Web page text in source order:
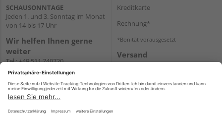
SCHAUSONNTAGE
Jeden 1. und 3. Sonntag im Monat
von 14 bis 17 Uhr
Wir helfen Ihnen gerne
weiter
Tel.:+49 511 740720
E-Mail:shop@holzland-
WhatsApp
Kreditkarte
Rechnung*
*Bonität vorausgesetzt
Versand
Versandkosten